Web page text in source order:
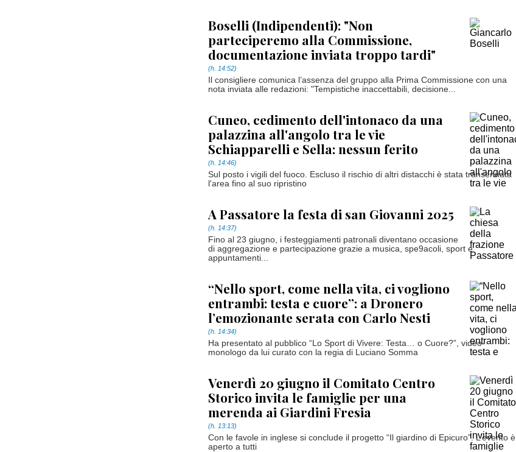
Boselli (Indipendenti): "Non
parteciperemo alla Commissione,
documentazione inviata troppo tardi"
(h. 14:52)
Il consigliere comunica l’assenza del gruppo alla Prima Commissione con una
nota inviata alle redazioni: "Tempistiche inaccettabili, decisione...
Cuneo, cedimento dell'intonaco da una
palazzina all'angolo tra le vie
Schiapparelli e Sella: nessun ferito
(h. 14:46)
Sul posto i vigili del fuoco. Escluso il rischio di altri distacchi è stata transennata
l'area fino al suo ripristino
A Passatore la festa di san Giovanni 2025
(h. 14:37)
Fino al 23 giugno, i festeggiamenti patronali diventano occasione
di aggregazione e partecipazione grazie a musica, spe9acoli, sport e
appuntamenti...
“Nello sport, come nella vita, ci vogliono
entrambi: testa e cuore”: a Dronero
l’emozionante serata con Carlo Nesti
(h. 14:34)
Ha presentato al pubblico “Lo Sport di Vivere: Testa… o Cuore?”, video-
monologo da lui curato con la regia di Luciano Somma
Venerdì 20 giugno il Comitato Centro
Storico invita le famiglie per una
merenda ai Giardini Fresia
(h. 13:13)
Con le favole in inglese si conclude il progetto “Il giardino di Epicuro”. L’evento è
aperto a tutti